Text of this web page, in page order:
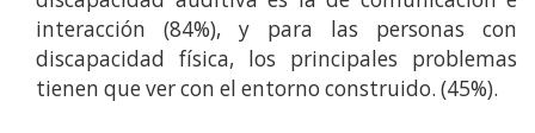
interacción (84%), y para las personas con
discapacidad física, los principales problemas
tienen que ver con el entorno construido. (45%).